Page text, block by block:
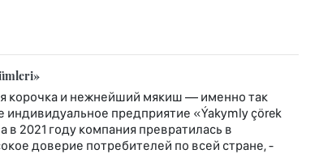
корочка и нежнейший мякиш — именно так
индивидуальное предприятие «Ýakymly çörek
2021 году компания превратилась в
доверие потребителей по всей стране, -